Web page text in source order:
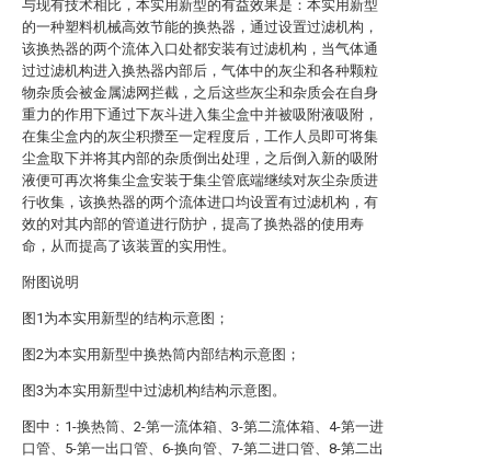
与现有技术相比，本实用新型的有益效果是：本实用新型
的一种塑料机械高效节能的换热器，通过设置过滤机构，
该换热器的两个流体入口处都安装有过滤机构，当气体通
过过滤机构进入换热器内部后，气体中的灰尘和各种颗粒
物杂质会被金属滤网拦截，之后这些灰尘和杂质会在自身
重力的作用下通过下灰斗进入集尘盒中并被吸附液吸附，
在集尘盒内的灰尘积攒至一定程度后，工作人员即可将集
尘盒取下并将其内部的杂质倒出处理，之后倒入新的吸附
液便可再次将集尘盒安装于集尘管底端继续对灰尘杂质进
行收集，该换热器的两个流体进口均设置有过滤机构，有
效的对其内部的管道进行防护，提高了换热器的使用寿
命，从而提高了该装置的实用性。
附图说明
图1为本实用新型的结构示意图；
图2为本实用新型中换热筒内部结构示意图；
图3为本实用新型中过滤机构结构示意图。
图中：1-换热筒、2-第一流体箱、3-第二流体箱、4-第一进
口管、5-第一出口管、6-换向管、7-第二进口管、8-第二出